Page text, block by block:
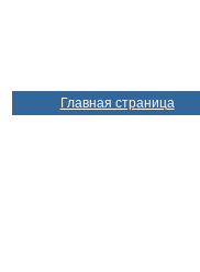
Главная страница